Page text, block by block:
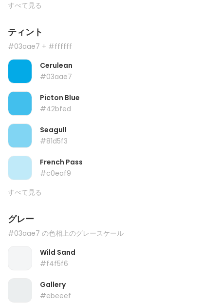
すべて見る
ティント
#03aae7 + #ffffff
Cerulean
#03aae7
Picton Blue
#42bfed
Seagull
#81d5f3
French Pass
#c0eaf9
すべて見る
グレー
#03aae7 の色相上のグレースケール
Wild Sand
#f4f5f6
Gallery
#ebeeef